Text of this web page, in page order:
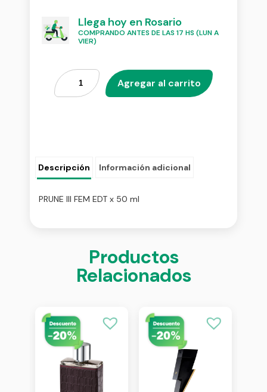
Llega hoy en Rosario
COMPRANDO ANTES DE LAS 17 HS (LUN A
VIER)
Agregar al carrito
Descripción Información adicional
PRUNE III FEM EDT x 50 ml
Productos
Relacionados